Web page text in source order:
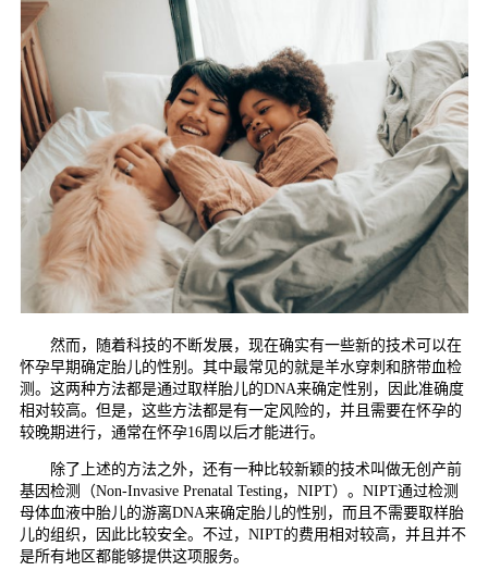
然而，随着科技的不断发展，现在确实有一些新的技术可以在
怀孕早期确定胎儿的性别。其中最常见的就是羊水穿刺和脐带血检
测。这两种方法都是通过取样胎儿的DNA来确定性别，因此准确度
相对较高。但是，这些方法都是有一定风险的，并且需要在怀孕的
较晚期进行，通常在怀孕16周以后才能进行。
除了上述的方法之外，还有一种比较新颖的技术叫做无创产前
基因检测（Non-Invasive Prenatal Testing，NIPT）。NIPT通过检测
母体血液中胎儿的游离DNA来确定胎儿的性别，而且不需要取样胎
儿的组织，因此比较安全。不过，NIPT的费用相对较高，并且并不
是所有地区都能够提供这项服务。